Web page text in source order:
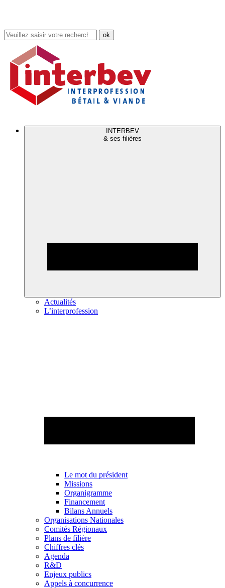
Rechercher
dans
site
INTERBEV
& ses filières
Actualités
L’interprofession
Le mot du président
Missions
Organigramme
Financement
Bilans Annuels
Organisations Nationales
Comités Régionaux
Plans de filière
Chiffres clés
Agenda
R&D
Enjeux publics
Appels à concurrence